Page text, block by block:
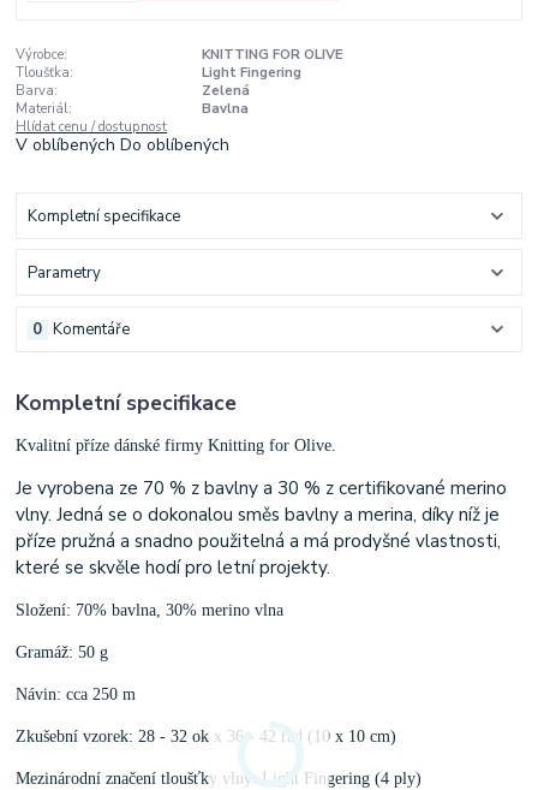
Výrobce:
KNITTING FOR OLIVE
Tloušťka:
Light Fingering
Barva:
Zelená
Materiál:
Bavlna
Hlídat cenu / dostupnost
V oblíbenýchDo oblíbených
Kompletní specifikace
Parametry
Komentáře
0
Kompletní specifikace
Kvalitní příze dánské firmy Knitting for Olive.
Je vyrobena ze 70 % z bavlny a 30 % z certifikované merino
vlny. Jedná se o dokonalou směs bavlny a merina, díky níž je
příze pružná a snadno použitelná a má prodyšné vlastnosti,
které se skvěle hodí pro letní projekty.
Složení: 70% bavlna, 30% merino vlna
Gramáž: 50 g
Návin: cca 250 m
Zkušební vzorek: 28 - 32 ok x 36 - 42 řad (10 x 10 cm)
Mezinárodní značení tloušťky vlny: Light Fingering (4 ply)